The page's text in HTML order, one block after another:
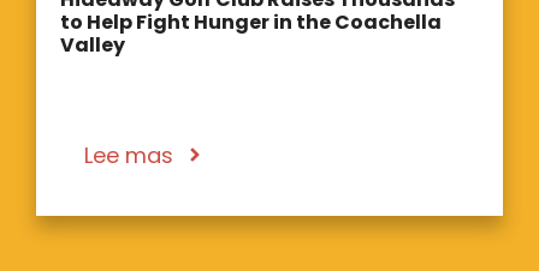
to Help Fight Hunger in the Coachella
Valley
Lee mas